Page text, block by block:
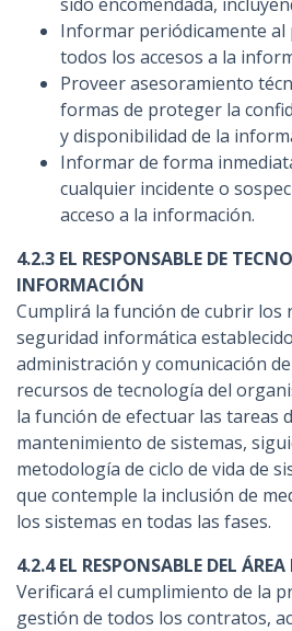
Informar periódicamente
todos los accesos a la
Proveer asesoramiento
formas de proteger la
y disponibilidad de la
Informar de forma
cualquier incidente o
acceso a la información.
4.2.3 EL RESPONSABLE DE
INFORMACIÓN
Cumplirá la función de cubrir los
seguridad informática
administración y comunicación
recursos de tecnología del
la función de efectuar las tareas
mantenimiento de sistemas,
metodología de ciclo de vida de
que contemple la inclusión de
los sistemas en todas las fases.
4.2.4 EL RESPONSABLE DEL ÁREA
Verificará el cumplimiento de la
gestión de todos los contratos,